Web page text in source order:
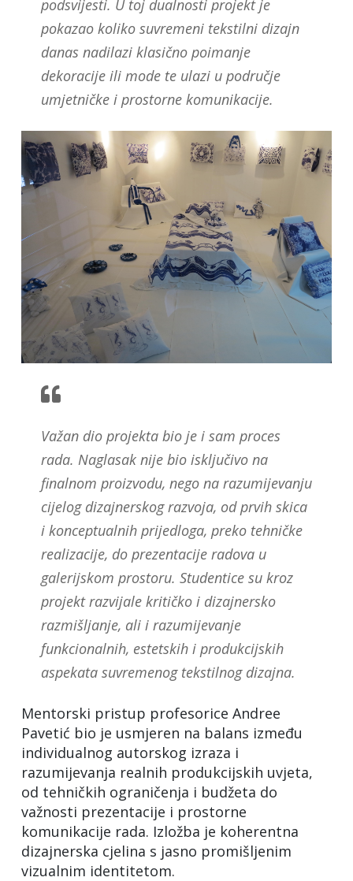
podsvijesti. U toj dualnosti projekt je
pokazao koliko suvremeni tekstilni dizajn
danas nadilazi klasično poimanje
dekoracije ili mode te ulazi u područje
umjetničke i prostorne komunikacije.
Važan dio projekta bio je i sam proces
rada. Naglasak nije bio isključivo na
finalnom proizvodu, nego na razumijevanju
cijelog dizajnerskog razvoja, od prvih skica
i konceptualnih prijedloga, preko tehničke
realizacije, do prezentacije radova u
galerijskom prostoru. Studentice su kroz
projekt razvijale kritičko i dizajnersko
razmišljanje, ali i razumijevanje
funkcionalnih, estetskih i produkcijskih
aspekata suvremenog tekstilnog dizajna.
Mentorski pristup profesorice Andree
Pavetić bio je usmjeren na balans između
individualnog autorskog izraza i
razumijevanja realnih produkcijskih uvjeta,
od tehničkih ograničenja i budžeta do
važnosti prezentacije i prostorne
komunikacije rada. Izložba je koherentna
dizajnerska cjelina s jasno promišljenim
vizualnim identitetom.